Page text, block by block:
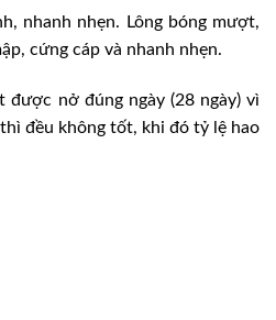
nhanh nhẹn. Lông bóng mượt,
cứng cáp và nhanh nhẹn.
được nở đúng ngày (28 ngày) vì
đều không tốt, khi đó tỷ lệ hao